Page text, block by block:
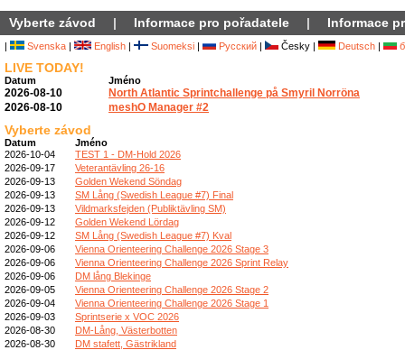
Vyberte závod | Informace pro pořadatele | Informace
| Svenska | English | Suomeksi | Русский | Česky | Deutsch |
LIVE TODAY!
Datum Jméno
2026-08-10
North Atlantic Sprintchallenge på Smyril Norröna
2026-08-10
meshO Manager #2
Vyberte závod
Datum
Jméno
2026-10-04
TEST 1 - DM-Hold 2026
2026-09-17
Veterantävling 26-16
2026-09-13
Golden Wekend Söndag
2026-09-13
SM Lång (Swedish League #7) Final
2026-09-13
Vildmarksfejden (Publiktävling SM)
2026-09-12
Golden Wekend Lördag
2026-09-12
SM Lång (Swedish League #7) Kval
2026-09-06
Vienna Orienteering Challenge 2026 Stage 3
2026-09-06
Vienna Orienteering Challenge 2026 Sprint Relay
2026-09-06
DM lång Blekinge
2026-09-05
Vienna Orienteering Challenge 2026 Stage 2
2026-09-04
Vienna Orienteering Challenge 2026 Stage 1
2026-09-03
Sprintserie x VOC 2026
2026-08-30
DM-Lång, Västerbotten
2026-08-30
DM stafett, Gästrikland